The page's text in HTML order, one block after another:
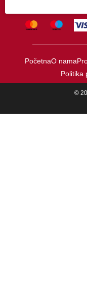
PočetnaO nama
Politika
©